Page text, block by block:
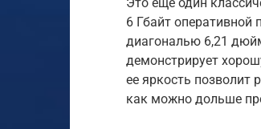
6 Гбайт
диагональю 6,21
демонстрирует
ее яркость позволит
как можно дольше